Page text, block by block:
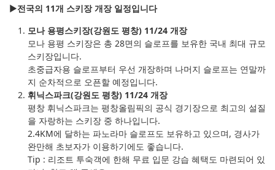
▶전국의 11개 스키장 개장 일정입니다
모나 용평스키장(강원도 평창) 11/24 개장
모나 용평 스키장은 총 28면의 슬로프를 보유한 국내 최대 규모
스키장입니다.
초중급자용 슬로프부터 우선 개장하며 나머지 슬로프는 연말까
지 순차적으로 오픈할 예정입니다.
휘닉스파크(강원도 평창) 11/24 개장
평창 휘닉스파크는 평창올림픽의 공식 경기장으로 최고의 설질
을 자랑하는 스키장 중 하나입니다.
2.4KM에 달하는 파노라마 슬로프도 보유하고 있으며, 경사가
완만해 초보자가 이용하기에도 좋습니다.
Tip : 리조트 투숙객에 한해 무료 입문 강습 혜택도 마련되어 있